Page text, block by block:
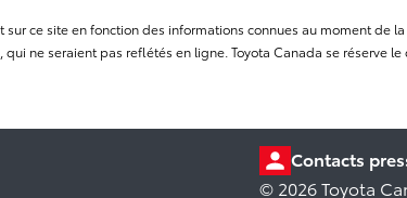
ce site en fonction des informations connues au moment de la
ne seraient pas reflétés en ligne. Toyota Canada se réserve le
Contacts
© 2026 Toyota